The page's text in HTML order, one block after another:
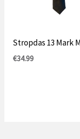
Stropdas 13 Mark
€34.99